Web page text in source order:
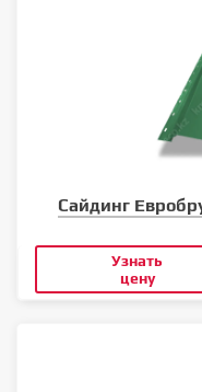
Сайдинг
Узнать
цену